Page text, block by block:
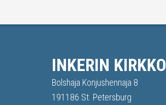
INKERIN KIRKKO
Bolshaja Konjushennaja 8
191186 St. Petersburg